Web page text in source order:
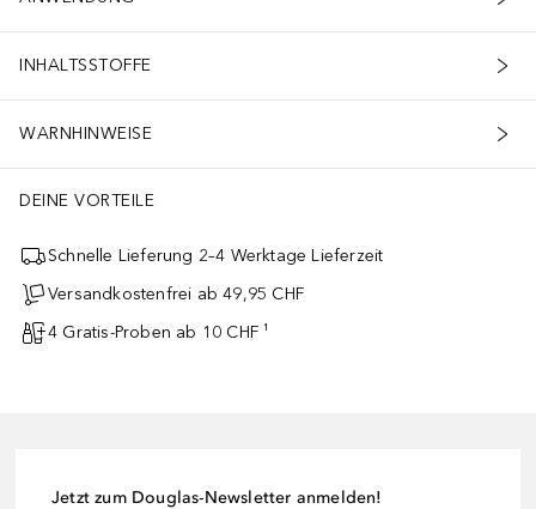
INHALTSSTOFFE
WARNHINWEISE
DEINE VORTEILE
Schnelle Lieferung 2–4 Werktage Lieferzeit
Versandkostenfrei ab 49,95 CHF
4 Gratis-Proben ab 10 CHF ¹
Jetzt zum Douglas-Newsletter anmelden!